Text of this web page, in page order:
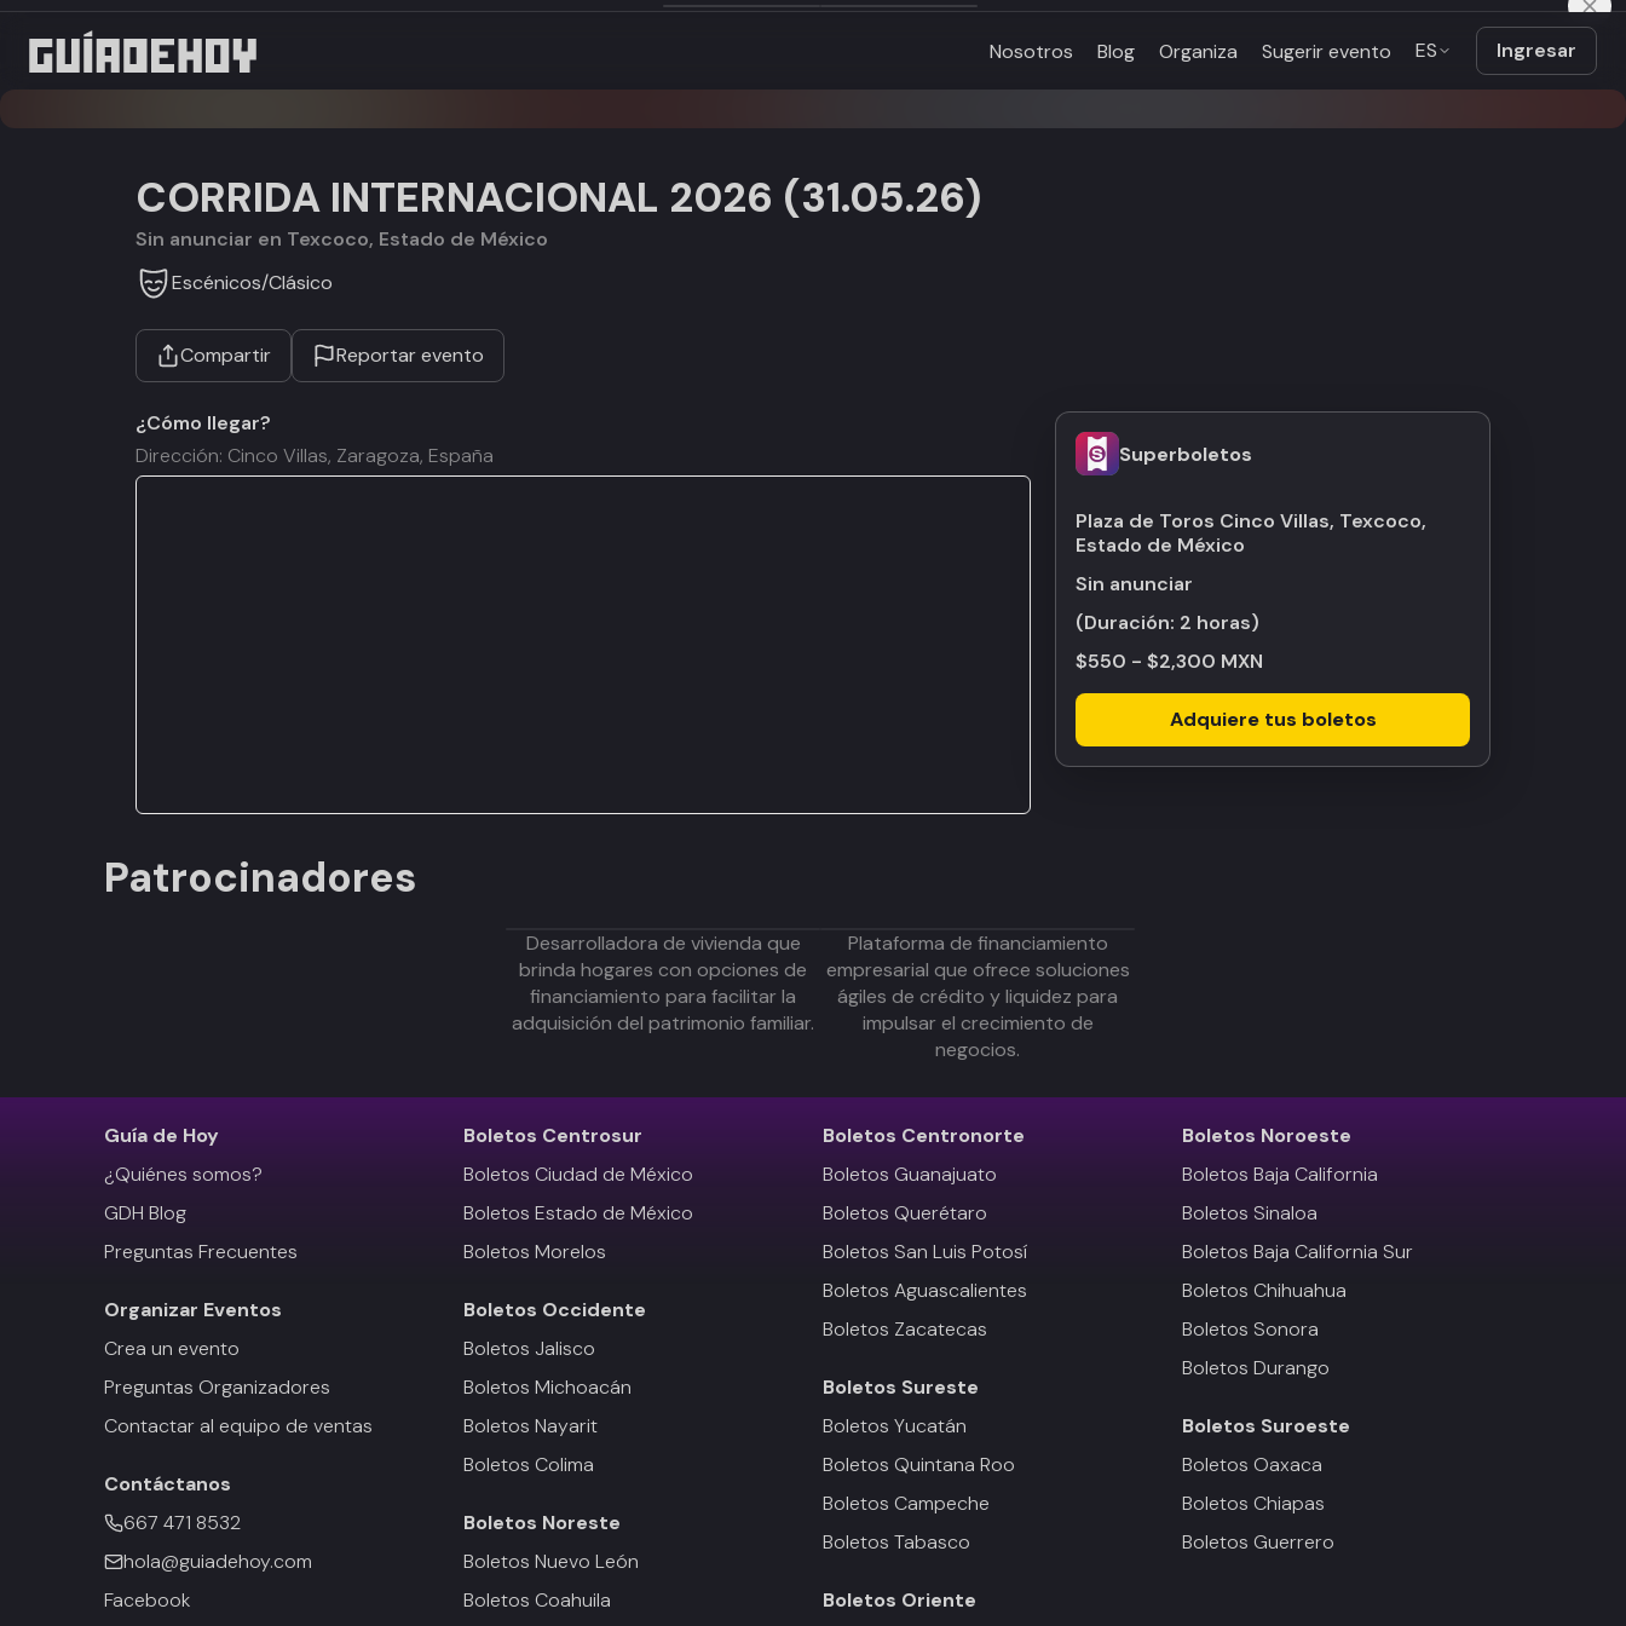
Nosotros Blog Organiza Sugerir evento ES Ingresar
CORRIDA INTERNACIONAL 2026 (31.05.26)
Sin anunciar en Texcoco, Estado de México
Escénicos/Clásico
Compartir Reportar evento
Superboletos
Plaza de Toros Cinco Villas, Texcoco,
Estado de México
Sin anunciar
(Duración: 2 horas)
$550 - $2,300 MXN
Adquiere tus boletos
¿Cómo llegar?
Dirección: Cinco Villas, Zaragoza, España
Patrocinadores
Desarrolladora de vivienda que
brinda hogares con opciones de
financiamiento para facilitar la
adquisición del patrimonio familiar.
Plataforma de financiamiento
empresarial que ofrece soluciones
ágiles de crédito y liquidez para
impulsar el crecimiento de
negocios.
Guía de Hoy
¿Quiénes somos?
GDH Blog
Preguntas Frecuentes
Organizar Eventos
Crea un evento
Preguntas Organizadores
Contactar al equipo de ventas
Contáctanos
667 471 8532
hola@guiadehoy.com
Facebook
Boletos Centrosur
Boletos Ciudad de México
Boletos Estado de México
Boletos Morelos
Boletos Occidente
Boletos Jalisco
Boletos Michoacán
Boletos Nayarit
Boletos Colima
Boletos Noreste
Boletos Nuevo León
Boletos Coahuila
Boletos Centronorte
Boletos Guanajuato
Boletos Querétaro
Boletos San Luis Potosí
Boletos Aguascalientes
Boletos Zacatecas
Boletos Sureste
Boletos Yucatán
Boletos Quintana Roo
Boletos Campeche
Boletos Tabasco
Boletos Oriente
Boletos Noroeste
Boletos Baja California
Boletos Sinaloa
Boletos Baja California Sur
Boletos Chihuahua
Boletos Sonora
Boletos Durango
Boletos Suroeste
Boletos Oaxaca
Boletos Chiapas
Boletos Guerrero